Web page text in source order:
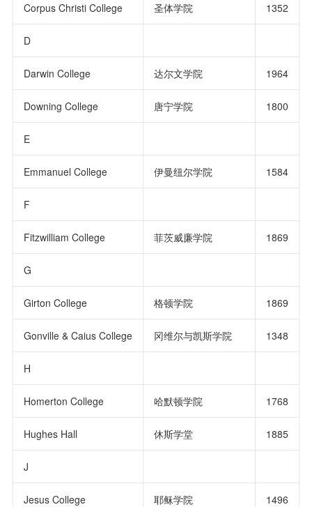
Corpus Christi College 圣体学院 1352
D
Darwin College 达尔文学院 1964
Downing College 唐宁学院 1800
E
Emmanuel College 伊曼纽尔学院 1584
F
Fitzwilliam College 菲茨威廉学院 1869
G
Girton College 格顿学院 1869
Gonville & Caius College 冈维尔与凯斯学院 1348
H
Homerton College 哈默顿学院 1768
Hughes Hall 休斯学堂 1885
J
Jesus College 耶稣学院 1496